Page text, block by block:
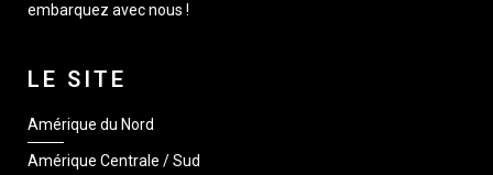
embarquez avec nous !
LE SITE
Amérique du Nord
Amérique Centrale / Sud